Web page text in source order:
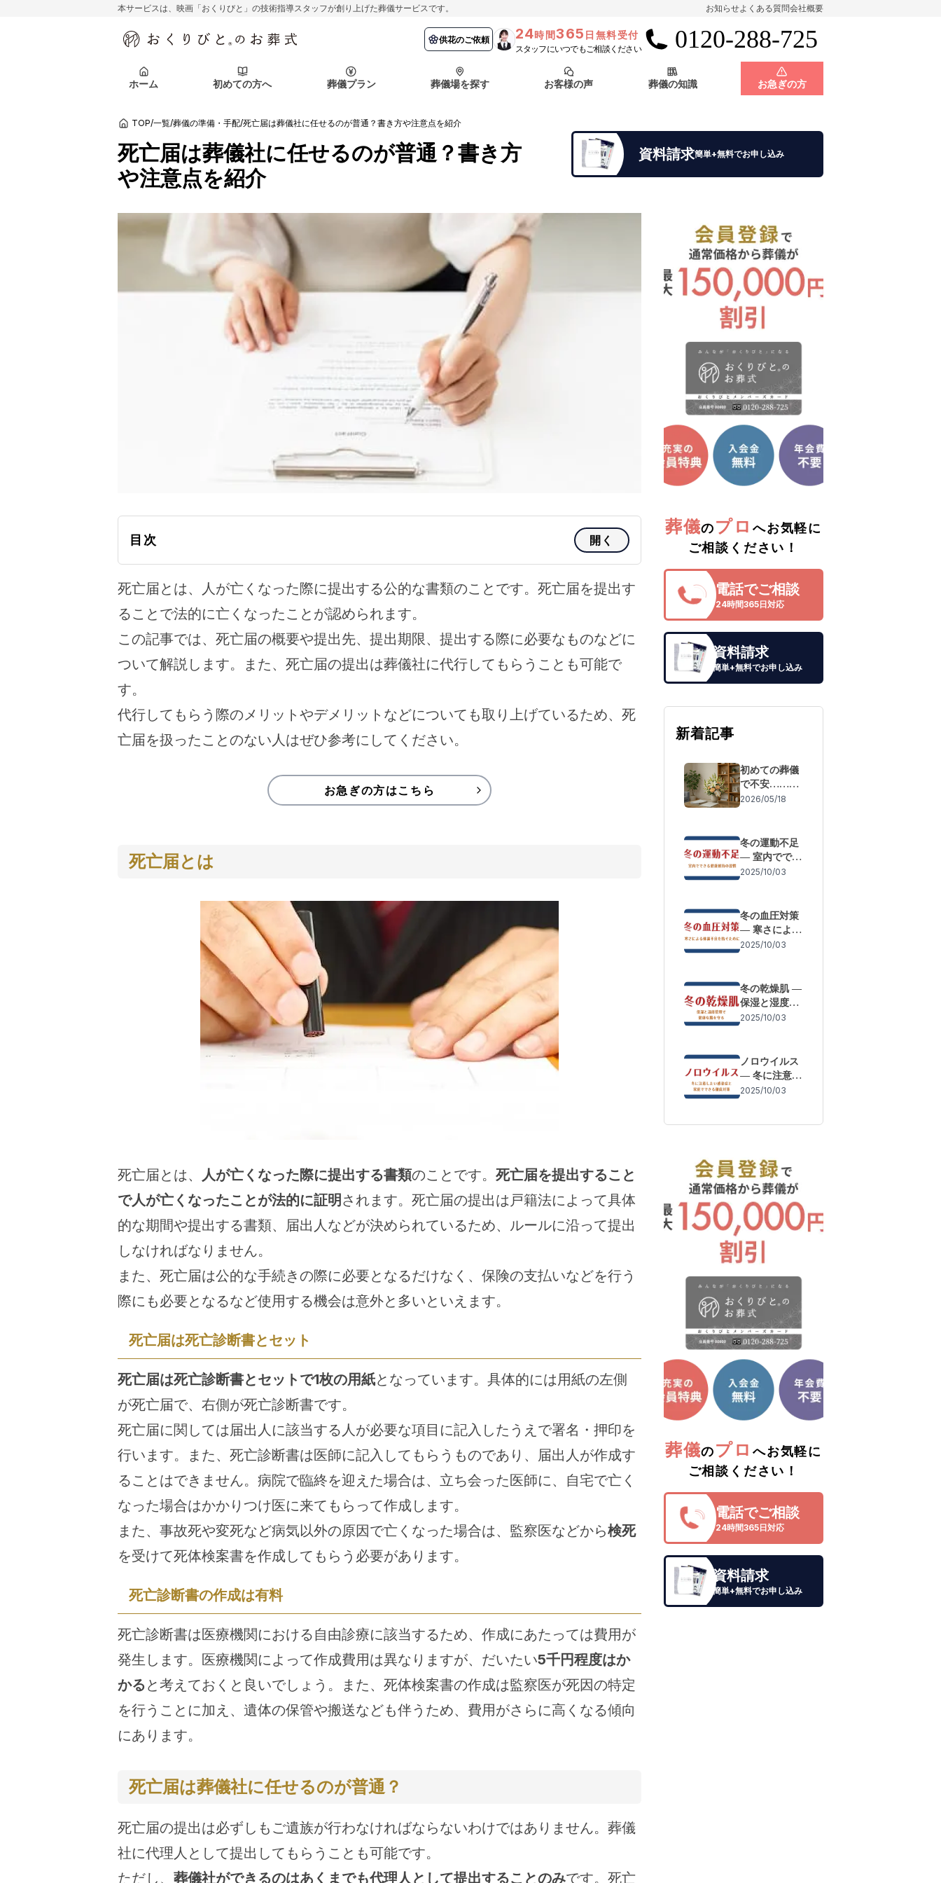
本サービスは、映画「おくりびと」の技術指導スタッフが創り上げた葬儀サービスです。 お知らせよくある質問会社概要
供花のご依頼 24時間365 日無料受付
スタッフにいつでもご相談ください 0120-288-725
ホーム 初めての方へ
葬儀の流れ 会員制度
アフターサポート
会社を知る スタッフ一覧
葬儀プラン 葬儀場を探す
千葉県 神奈川県
北海道エリア 札幌市
お客様の声
よくある質問
葬儀の知識 お急ぎの方
初めての方へ 初めての方へ 納棺の儀とは？ 葬儀の流れ 会員制度
会社を知る スタッフ一覧 採用情報
関東エリア 東京都 埼玉県 千葉県 神奈川県
北海道エリア 札幌市
お客様の声 ご葬儀事例 お客様の声 よくある質問
葬儀の知識 葬儀の知識 供花のご依頼
TOP/一覧/葬儀の準備・手配/死亡届は葬儀社に任せるのが普通？書き方や注意点を紹介
死亡届は葬儀社に任せるのが普通？書き方
や注意点を紹介
資料請求簡単+無料でお申し込み
目次 開く
死亡届とは、人が亡くなった際に提出する公的な書類のことです。死亡届を提出す
ることで法的に亡くなったことが認められます。
この記事では、死亡届の概要や提出先、提出期限、提出する際に必要なものなどに
ついて解説します。また、死亡届の提出は葬儀社に代行してもらうことも可能で
す。
代行してもらう際のメリットやデメリットなどについても取り上げているため、死
亡届を扱ったことのない人はぜひ参考にしてください。
お急ぎの方はこちら
死亡届とは
死亡届とは、 人が亡くなった際に提出する書類のことです。 死亡届を提出すること
で人が亡くなったことが法的に証明 されます。死亡届の提出は戸籍法によって具体
的な期間や提出する書類、届出人などが決められているため、ルールに沿って提出
しなければなりません。
また、死亡届は公的な手続きの際に必要となるだけなく、保険の支払いなどを行う
際にも必要となるなど使用する機会は意外と多いといえます。
死亡届は死亡診断書とセット
死亡届は死亡診断書とセットで1枚の用紙となっています。具体的には用紙の左側
が死亡届で、右側が死亡診断書です。
死亡届に関しては届出人に該当する人が必要な項目に記入したうえで署名・押印を
行います。また、死亡診断書は医師に記入してもらうものであり、届出人が作成す
ることはできません。病院で臨終を迎えた場合は、立ち会った医師に、自宅で亡く
なった場合はかかりつけ医に来てもらって作成します。
また、事故死や変死など病気以外の原因で亡くなった場合は、監察医などから検死
を受けて死体検案書を作成してもらう必要があります。
死亡診断書の作成は有料
死亡診断書は医療機関における自由診療に該当するため、作成にあたっては費用が
発生します。医療機関によって作成費用は異なりますが、だいたい5千円程度はか
かる と考えておくと良いでしょう。また、死体検案書の作成は監察医が死因の特定
を行うことに加え、遺体の保管や搬送なども伴うため、費用がさらに高くなる傾向
にあります。
死亡届は葬儀社に任せるのが普通？
死亡届の提出は必ずしもご遺族が行わなければならないわけではありません。葬儀
社に代理人として提出してもらうことも可能です。
ただし、 葬儀社ができるのはあくまでも代理人として提出することのみです。死亡
葬儀のプロ へお気軽に
ご相談ください！
電話でご相談
24時間365日対応
資料請求
簡単+無料でお申し込み
新着記事
初めての葬儀
で不安……も
しもの際の流
前準備」
2026/05/18
冬の運動不足
― 室内ででき
る健康維持の
2025/10/03
冬の血圧対策
― 寒さによる
体調変化を防
2025/10/03
冬の乾燥肌 ―
保湿と湿度管
理で健康な肌
2025/10/03
ノロウイルス
― 冬に注意し
たい感染症と
2025/10/03
葬儀のプロ へお気軽に
ご相談ください！
電話でご相談
24時間365日対応
資料請求
簡単+無料でお申し込み